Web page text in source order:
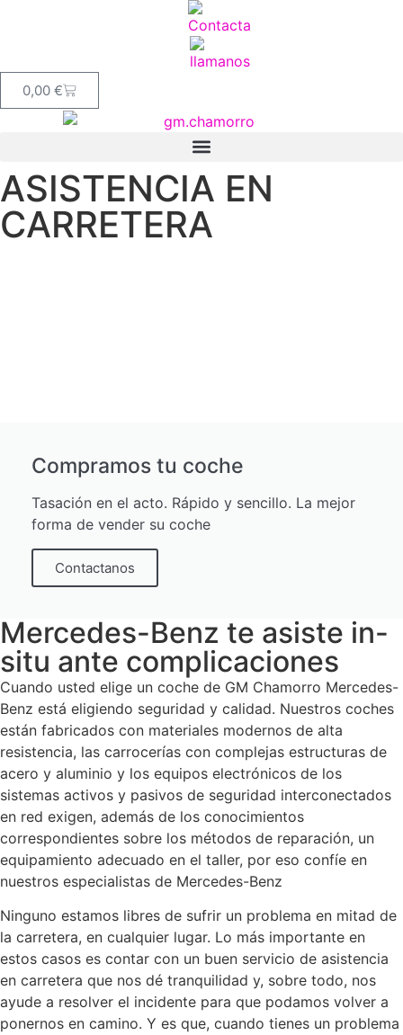
0,00 €
ASISTENCIA EN
CARRETERA
Compramos tu coche
Tasación en el acto. Rápido y sencillo. La mejor
forma de vender su coche
Contactanos
Mercedes-Benz te asiste in-
situ ante complicaciones
Cuando usted elige un coche de GM Chamorro Mercedes-
Benz está eligiendo seguridad y calidad. Nuestros coches
están fabricados con materiales modernos de alta
resistencia, las carrocerías con complejas estructuras de
acero y aluminio y los equipos electrónicos de los
sistemas activos y pasivos de seguridad interconectados
en red exigen, además de los conocimientos
correspondientes sobre los métodos de reparación, un
equipamiento adecuado en el taller, por eso confíe en
nuestros especialistas de Mercedes-Benz
Ninguno estamos libres de sufrir un problema en mitad de
la carretera, en cualquier lugar. Lo más importante en
estos casos es contar con un buen servicio de asistencia
en carretera que nos dé tranquilidad y, sobre todo, nos
ayude a resolver el incidente para que podamos volver a
ponernos en camino. Y es que, cuando tienes un problema